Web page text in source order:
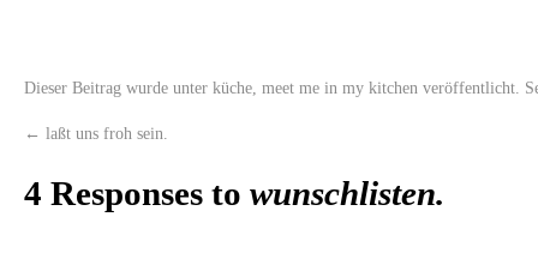
Dieser Beitrag wurde unter küche meet me in my kitchen veröffentlicht.
← laßt uns froh sein.
4 Responses to wunschlisten.